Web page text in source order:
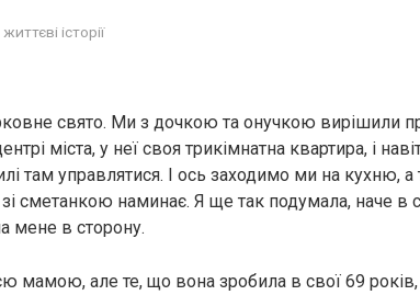
життєві історії
свято. Ми з дочкою та онучкою вирішили
міста, у неї своя трикімнатна квартира, і
там управлятися. І ось заходимо ми на кухню, а
сметанкою наминає. Я ще так подумала, наче в
мене в сторону.
мамою, але те, що вона зробила в свої 69 років,